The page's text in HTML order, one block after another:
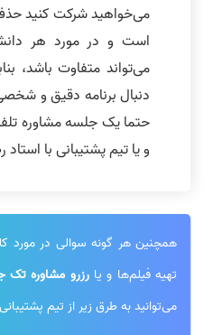
می‌خواهید شرکت کنید
است و در مورد هر
می‌تواند متفاوت باشد،
دنبال برنامه دقیق و
حتما یک جلسه مشاوره
و یا تیم پشتیبانی با
همچنین هر گونه سوالی در مورد
تهیه فیلم‌ها و یارزرو مشاوره تک
می‌توانید به طرق زیر از تیم